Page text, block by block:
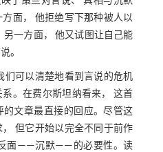
面， 他拒绝写下那种被人以
另一方面， 他又试图让自己能
。
们可以清楚地看到言说的危机
。在费尔斯坦纳看来， 这首
文章最直接的回应。尽管这
但它开始以完全不同于前作
反面——沉默——的必要性。读